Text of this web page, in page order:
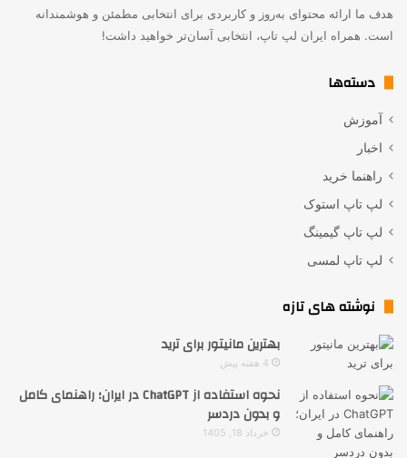
هدف ما ارائه محتوای به‌روز و کاربردی برای انتخابی مطمئن و هوشمندانه
است. همراه ایران لپ تاپ، انتخابی آسان‌تر خواهید داشت!
دسته‌ها
آموزش
اخبار
راهنما خرید
لپ تاپ استوک
لپ تاپ گیمینگ
لپ تاپ لمسی
نوشته های تازه
بهترین مانیتور برای ترید
4 هفته پیش
نحوه استفاده از ChatGPT در ایران؛ راهنمای کامل
و بدون دردسر
خرداد 18, 1405